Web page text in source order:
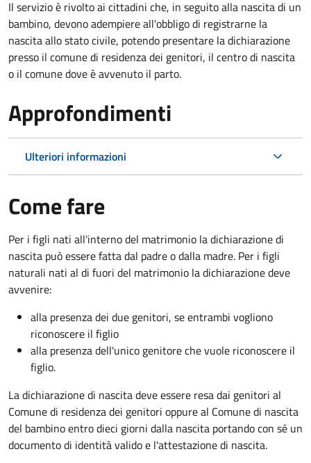
Il servizio è rivolto ai cittadini che, in seguito alla nascita di un
bambino, devono adempiere all'obbligo di registrarne la
nascita allo stato civile, potendo presentare la dichiarazione
presso il comune di residenza dei genitori, il centro di nascita
o il comune dove è avvenuto il parto.
Approfondimenti
Ulteriori informazioni
Come fare
Per i figli nati all'interno del matrimonio la dichiarazione di
nascita può essere fatta dal padre o dalla madre. Per i figli
naturali nati al di fuori del matrimonio la dichiarazione deve
avvenire:
alla presenza dei due genitori, se entrambi vogliono
riconoscere il figlio
alla presenza dell'unico genitore che vuole riconoscere il
figlio.
La dichiarazione di nascita deve essere resa dai genitori al
Comune di residenza dei genitori oppure al Comune di nascita
del bambino entro dieci giorni dalla nascita portando con sé un
documento di identità valido e l'attestazione di nascita.